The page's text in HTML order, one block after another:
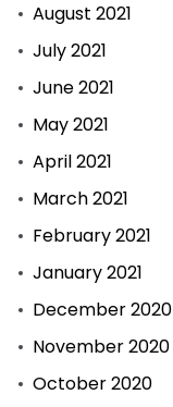
August 2021
July 2021
June 2021
May 2021
April 2021
March 2021
February 2021
January 2021
December 2020
November 2020
October 2020